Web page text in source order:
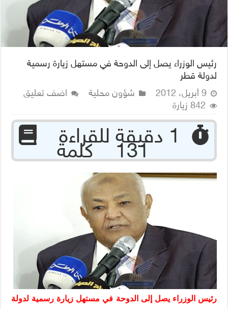
رئيس الوزراء يصل إلى الدوحة في مستهل زيارة رسمية
لدولة قطر
9 أبريل، 2012
شؤون محلية
اضف تعليق
842 زيارة
131 كلمة
رئيس الوزراء يصل إلى الدوحة في مستهل زيارة رسمية لدولة